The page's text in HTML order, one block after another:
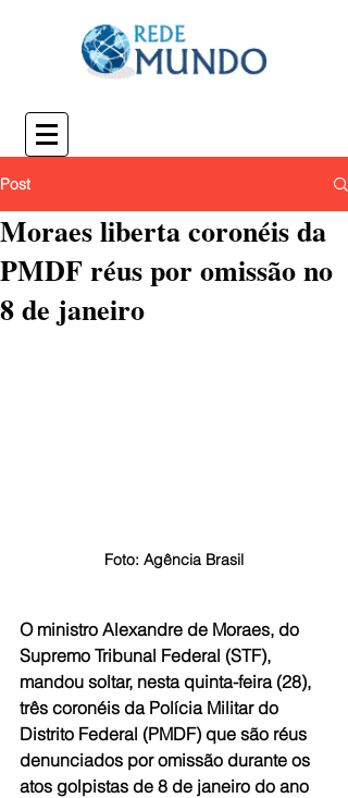
Post
Moraes liberta coronéis da
PMDF réus por omissão no
8 de janeiro
Foto: Agência Brasil
O ministro Alexandre de Moraes, do
Supremo Tribunal Federal (STF),
mandou soltar, nesta quinta-feira (28),
três coronéis da Polícia Militar do
Distrito Federal (PMDF) que são réus
denunciados por omissão durante os
atos golpistas de 8 de janeiro do ano